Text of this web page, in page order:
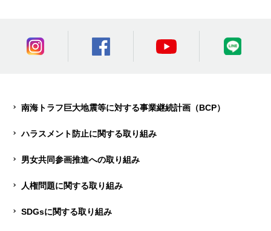
南海トラフ巨大地震等に対する事業継続計画（BCP）
ハラスメント防止に関する取り組み
男女共同参画推進への取り組み
人権問題に関する取り組み
SDGsに関する取り組み